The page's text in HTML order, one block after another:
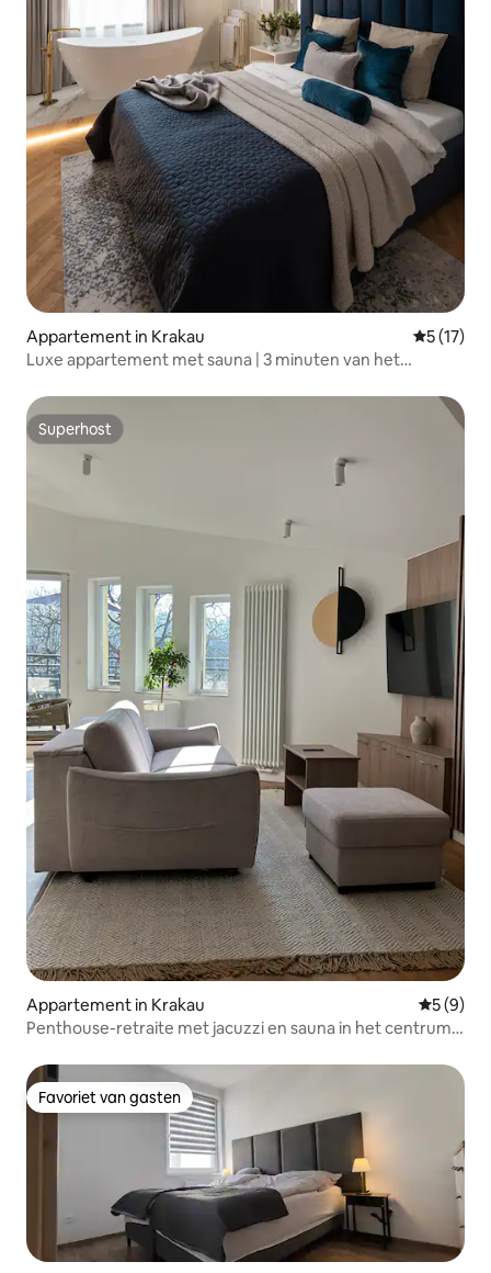
Appartement in Krakau
5 (17)
Luxe appartement met sauna | 3 minuten van het
Superhost
Superhost
Appartement in Krakau
5 (9)
Penthouse-retraite met jacuzzi en sauna in het centrum
Favoriet van gasten
Favoriet van gasten